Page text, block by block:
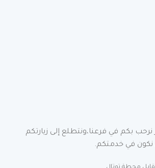
بكم في فرعنا،ونتطلع إلى زيارتكم
نكون في خدمتكم.